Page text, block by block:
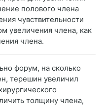
полового члена
чувствительности
увеличения члена, как
члена.
форум, на сколько
терешин увеличил
толщину члена,